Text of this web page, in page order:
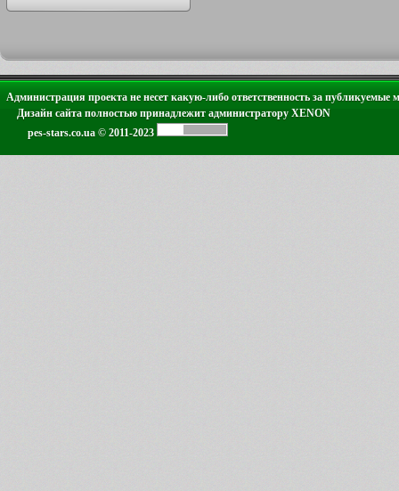
Администрация проекта не несет какую-либо ответственность за публикуемые
Дизайн сайта полностью принадлежит администратору XENON
pes-stars.co.ua © 2011-2023